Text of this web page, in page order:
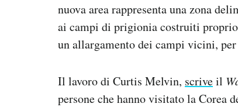
nuova area rappresenta una zona
ai campi di prigionia costruiti
un allargamento dei campi vicini,
Il lavoro di Curtis Melvin, scriveil
persone che hanno visitato la Corea